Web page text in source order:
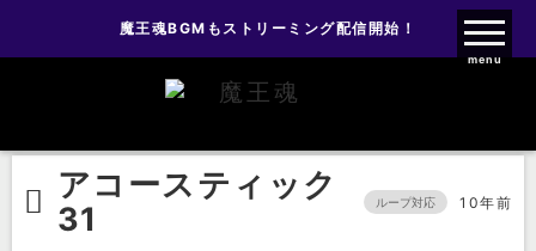
魔王魂ファンクラブ
魔王魂BGMもストリーミング配信開始！
menu
アコースティック
31
ループ対応 10年前